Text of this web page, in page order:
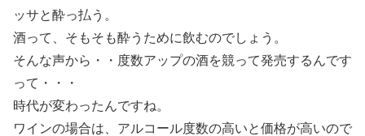
ッサと酔っ払う。
酒って、そもそも酔うために飲むのでしょう。
そんな声から・・度数アップの酒を競って発売するんです
って・・・
時代が変わったんですね。
ワインの場合は、アルコール度数の高いと価格が高いので